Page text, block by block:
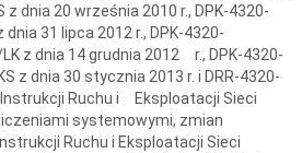
dnia 20 września 2010 r., DPK-4320-
31 lipca 2012 r., DPK-4320-
z dnia 14 grudnia 2012 r., DPK-4320-
z dnia 30 stycznia 2013 r. i DRR-4320-
Ruchu i Eksploatacji Sieci
systemowymi, zmian
Ruchu i Eksploatacji Sieci